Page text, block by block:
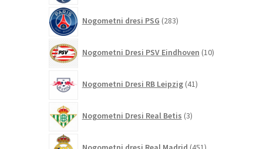
Nogometni dresi PSG 283izdelkov
Nogometni Dresi PSV Eindhoven 10izdelkov
Nogometni Dresi RB Leipzig 41izdelkov
Nogometni Dresi Real Betis 3izdelki